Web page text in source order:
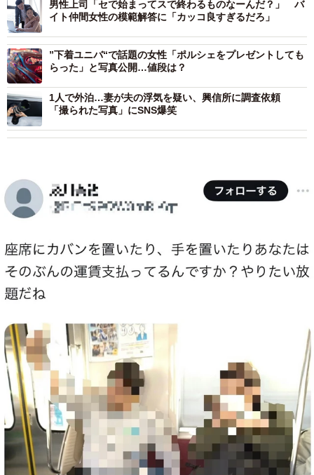
男性上司「セで始まってスで終わるものなーんだ？」 バ
イト仲間女性の模範解答に「カッコ良すぎるだろ」
”下着ユニバ“で話題の女性「ポルシェをプレゼントしても
らった」と写真公開…値段は？
1人で外泊…妻が夫の浮気を疑い、興信所に調査依頼
「撮られた写真」にSNS爆笑